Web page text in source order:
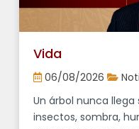
Vida
06/08/2026
Un árbol nunca
insectos, sombra,